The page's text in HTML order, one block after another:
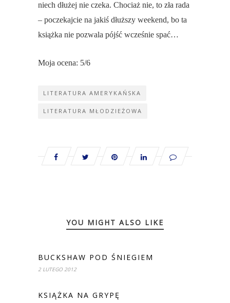
niech dłużej nie czeka. Chociaż nie, to zła rada
– poczekajcie na jakiś dłuższy weekend, bo ta
książka nie pozwala pójść wcześnie spać…
Moja ocena: 5/6
LITERATURA AMERYKAŃSKA
LITERATURA MŁODZIEŻOWA
YOU MIGHT ALSO LIKE
BUCKSHAW POD ŚNIEGIEM
2 LUTEGO 2012
KSIĄŻKA NA GRYPĘ